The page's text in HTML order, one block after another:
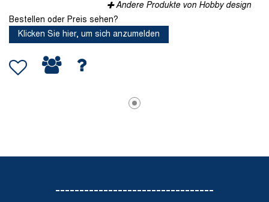
Andere Produkte von Hobby design
Bestellen oder Preis sehen?
Klicken Sie hier, um sich anzumelden
---------------------------------